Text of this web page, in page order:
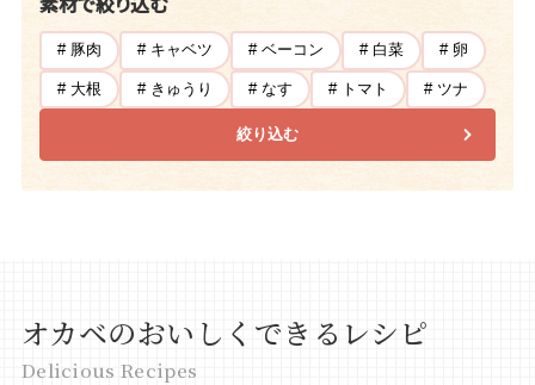
# 豚肉 # キャベツ # ベーコン # 白菜 # 卵
# 大根 # きゅうり # なす # トマト # ツナ
絞り込む
オカベのおいしくできるレシピ
Delicious Recipes